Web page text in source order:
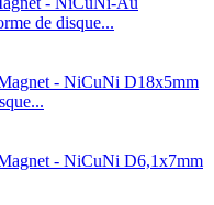
de disque...
D18x5mm
D6,1x7mm